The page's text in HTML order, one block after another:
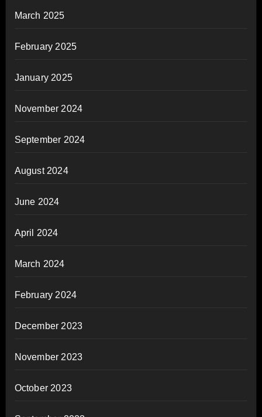
March 2025
February 2025
January 2025
November 2024
September 2024
August 2024
June 2024
April 2024
March 2024
February 2024
December 2023
November 2023
October 2023